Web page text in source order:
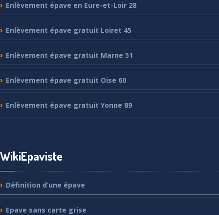
Enlèvement épave en Eure-et-Loir 28
Enlèvement épave gratuit Loiret 45
Enlèvement épave gratuit Marne 51
Enlèvement épave gratuit Oise 60
Enlèvement épave gratuit Yonne 89
WikiEpaviste
Définition d’une épave
Epave sans carte grise